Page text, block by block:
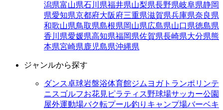
潟県富山県石川県福井県山梨県長野県岐阜県静岡
県愛知県京都府大阪府三重県滋賀県兵庫県奈良県
和歌山県鳥取県島根県岡山県広島県山口県徳島県
香川県愛媛県高知県福岡県佐賀県長崎県大分県熊
本県宮崎県鹿児島県沖縄県
ジャンルから探す
ダンス卓球岩盤浴体育館ジム ヨガトランポリンテ
ニス ゴルフお花見 ピラティス野球場サッカー公園
屋外運動場バク転プール釣り キャンプ場バーベキ